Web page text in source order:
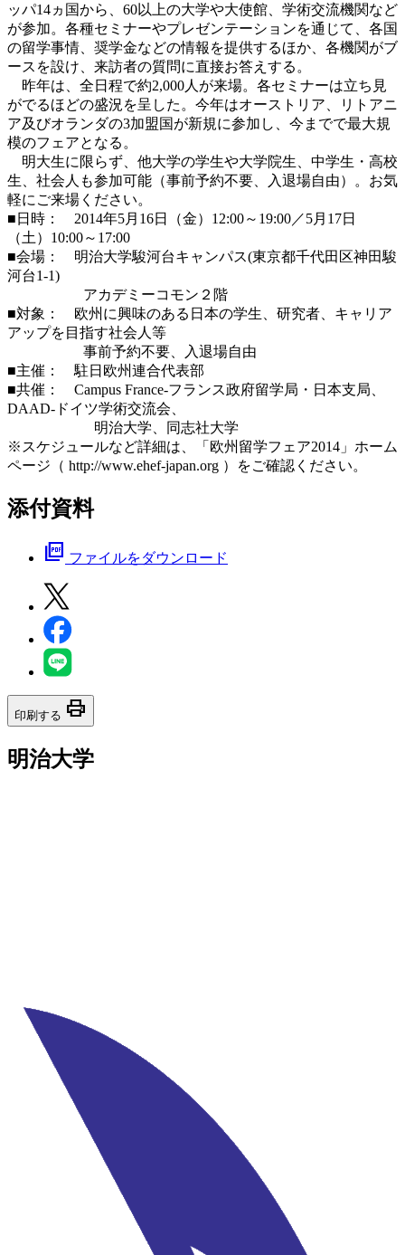
ッパ14ヵ国から、60以上の大学や大使館、学術交流機関など
が参加。各種セミナーやプレゼンテーションを通じて、各国
の留学事情、奨学金などの情報を提供するほか、各機関がブ
ースを設け、来訪者の質問に直接お答えする。
昨年は、全日程で約2,000人が来場。各セミナーは立ち見
がでるほどの盛況を呈した。今年はオーストリア、リトアニ
ア及びオランダの3加盟国が新規に参加し、今までで最大規
模のフェアとなる。
明大生に限らず、他大学の学生や大学院生、中学生・高校
生、社会人も参加可能（事前予約不要、入退場自由）。お気
軽にご来場ください。
■日時： 2014年5月16日（金）12:00～19:00／5月17日
（土）10:00～17:00
■会場： 明治大学駿河台キャンパス(東京都千代田区神田駿
河台1-1)
アカデミーコモン２階
■対象： 欧州に興味のある日本の学生、研究者、キャリア
アップを目指す社会人等
事前予約不要、入退場自由
■主催： 駐日欧州連合代表部
■共催： Campus France-フランス政府留学局・日本支局、
DAAD-ドイツ学術交流会、
明治大学、同志社大学
※スケジュールなど詳細は、「欧州留学フェア2014」ホーム
ページ（ http://www.ehef-japan.org ）をご確認ください。
添付資料
picture_as_pdf ファイルをダウンロード
印刷する print
明治大学